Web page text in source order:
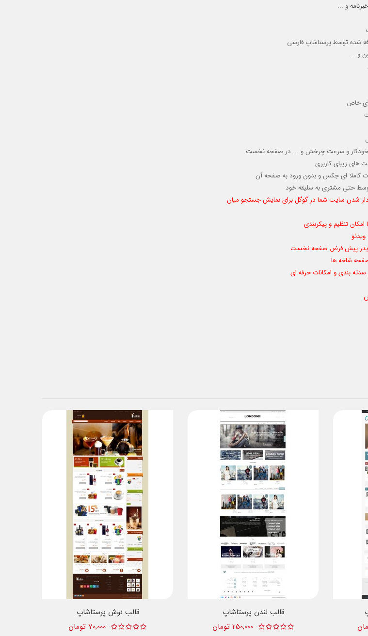
خبرنامهو ...
شده توسط پرستاشاپ فارسی
و ...
ای خاص
و سرعت چرخش و ... در صفحه نخست
های زیبای کاربری
ای جکس و بدون ورود به صفحه آن
حتی مشتری به سلیقه خود
دار شدن سایت شما در گوگل برای نمایش جستجو میان
تنظیم و پیکربندی
اسلایدر پیش فرض صفحه نخست
شاخه ها
سدته بندی و امکانات حرفه ای
قالب نوش پرستاشاپ
70,000 تومان
قالب لندن پرستاشاپ
250,000 تومان